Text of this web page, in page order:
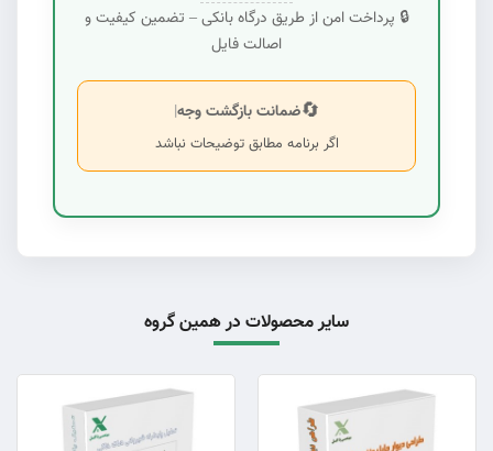
🔒 پرداخت امن از طریق درگاه بانکی – تضمین کیفیت و
اصالت فایل
🔄ضمانت بازگشت وجه|
اگر برنامه مطابق توضیحات نباشد
سایر محصولات در همین گروه